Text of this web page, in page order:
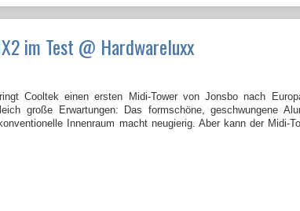
im Test @ Hardwareluxx
Cooltek einen ersten Midi-Tower von Jonsbo nach
große Erwartungen: Das formschöne, geschwungene
Innenraum macht neugierig. Aber kann der Midi-